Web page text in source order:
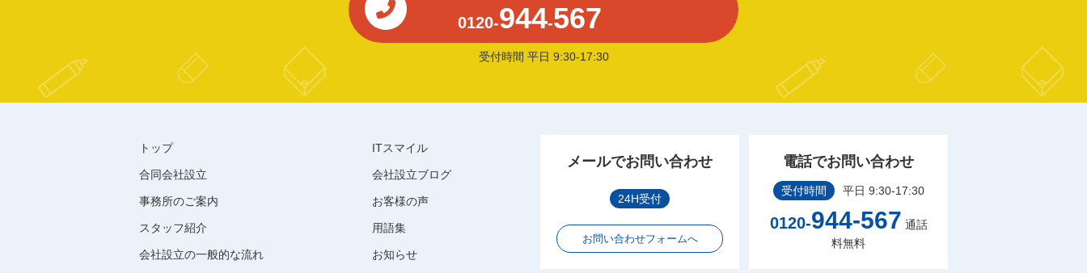
0120-944-567
受付時間 平日 9:30-17:30
トップ
合同会社設立
事務所のご案内
スタッフ紹介
会社設立の一般的な流れ
ITスマイル
会社設立ブログ
お客様の声
用語集
お知らせ
メールでお問い合わせ
24H受付
お問い合わせフォームへ
電話でお問い合わせ
受付時間 平日 9:30-17:30
0120-944-567 通話
料無料